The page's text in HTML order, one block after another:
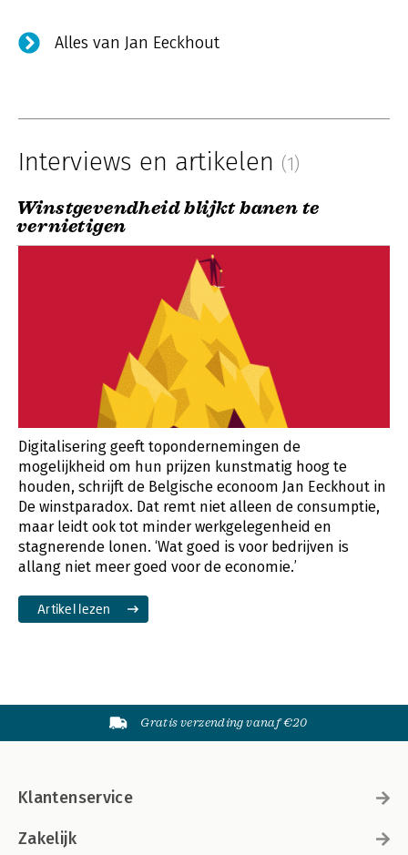
Alles van Jan Eeckhout
Interviews en artikelen (1)
Winstgevendheid blijkt banen te
vernietigen
Digitalisering geeft topondernemingen de
mogelijkheid om hun prijzen kunstmatig hoog te
houden, schrijft de Belgische econoom Jan Eeckhout in
De winstparadox. Dat remt niet alleen de consumptie,
maar leidt ook tot minder werkgelegenheid en
stagnerende lonen. ‘Wat goed is voor bedrijven is
allang niet meer goed voor de economie.’
Artikel lezen
Gratis verzending vanaf €20
Klantenservice
Zakelijk